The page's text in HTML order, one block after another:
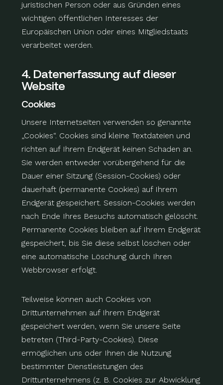
juristischen Person oder aus Gründen eines
wichtigen öffentlichen Interesses der
Europäischen Union oder eines Mitgliedstaats
verarbeitet werden.
4. Datenerfassung auf dieser
Website
Cookies
Unsere Internetseiten verwenden so genannte
„Cookies“. Cookies sind kleine Textdateien und
richten auf Ihrem Endgerät keinen Schaden an.
Sie werden entweder vorübergehend für die
Dauer einer Sitzung (Session-Cookies) oder
dauerhaft (permanente Cookies) auf Ihrem
Endgerät gespeichert. Session-Cookies werden
nach Ende Ihres Besuchs automatisch gelöscht.
Permanente Cookies bleiben auf Ihrem Endgerät
gespeichert, bis Sie diese selbst löschen oder
eine automatische Löschung durch Ihren
Webbrowser erfolgt.
Teilweise können auch Cookies von
Drittunternehmen auf Ihrem Endgerät
gespeichert werden, wenn Sie unsere Seite
betreten (Third-Party-Cookies). Diese
ermöglichen uns oder Ihnen die Nutzung
bestimmter Dienstleistungen des
Drittunternehmens (z. B. Cookies zur Abwicklung